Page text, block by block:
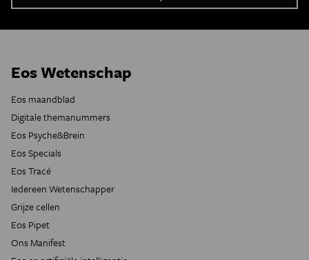
Eos Wetenschap
Eos maandblad
Digitale themanummers
Eos Psyche&Brein
Eos Specials
Eos Tracé
Iedereen Wetenschapper
Grijze cellen
Eos Pipet
Ons Manifest